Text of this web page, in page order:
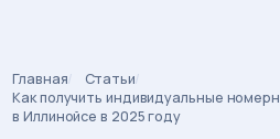
Строка
Главная
Статьи
Как получить индивидуальные
в Иллинойсе в 2025 году